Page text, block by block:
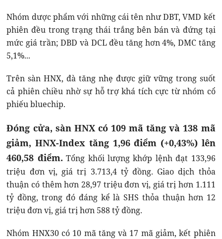
Nhóm dược phẩm với những cái tên như DBT, VMD kết
phiên đều trong trạng thái trắng bên bán và đứng tại
mức giá trần; DBD và DCL đều tăng hơn 4%, DMC tăng
5,1%...
Trên sàn HNX, đà tăng nhẹ được giữ vững trong suốt
cả phiên chiều nhờ sự hỗ trợ khá tích cực từ nhóm cổ
phiếu bluechip.
Đóng cửa, sàn HNX có 109 mã tăng và 138 mã
giảm, HNX-Index tăng 1,96 điểm (+0,43%) lên
460,58 điểm. Tổng khối lượng khớp lệnh đạt 133,96
triệu đơn vị, giá trị 3.713,4 tỷ đồng. Giao dịch thỏa
thuận có thêm hơn 28,97 triệu đơn vị, giá trị hơn 1.111
tỷ đồng, trong đó đáng kể là SHS thỏa thuận hơn 12
triệu đơn vị, giá trị hơn 588 tỷ đồng.
Nhóm HNX30 có 10 mã tăng và 17 mã giảm, kết phiên